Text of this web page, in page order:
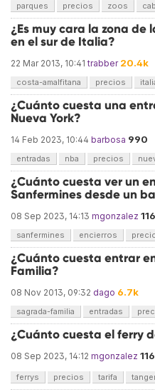
parques precios zoos
¿Es muy cara la zona
en el sur de Italia?
22 Mar 2013, 10:41 trabber 20.4k
costa-amalfitana precios
¿Cuánto cuesta una
Nueva York?
14 Feb 2023, 10:44 barbosa 990
entradas nba precios
¿Cuánto cuesta ver un
Sanfermines desde un
08 Sep 2023, 14:13 mgonzalez 116
sanfermines encierros
¿Cuánto cuesta entrar
Familia?
08 Nov 2013, 09:32 dago 6.7k
sagrada-familia entradas
¿Cuánto cuesta el ferry
08 Sep 2023, 14:12 mgonzalez 116
ferrys precios tarifa